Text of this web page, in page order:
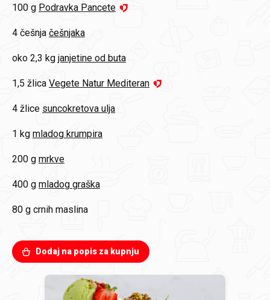
100 g Podravka Pancete
4 češnja češnjaka
oko 2,3 kg janjetine od buta
1,5 žlica Vegete Natur Mediteran
4 žlice suncokretova ulja
1 kg mladog krumpira
200 g mrkve
400 g mladog graška
80 g crnih maslina
Dodaj na popis za kupnju